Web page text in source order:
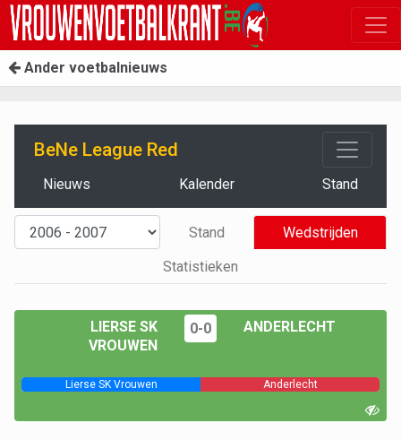
Ander voetbalnieuws
BeNe League Red
Nieuws Kalender Stand
Stand
Wedstrijden
Statistieken
LIERSE SK
VROUWEN
0-0 ANDERLECHT
Lierse SK Vrouwen Anderlecht